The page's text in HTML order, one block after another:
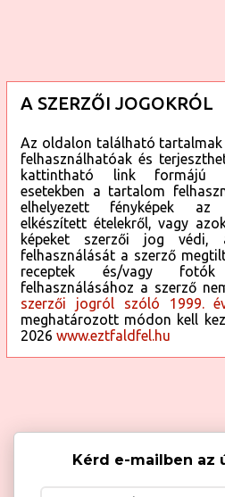
A SZERZŐI JOGOKRÓL
Az oldalon található tartalmak
felhasználhatóak és
kattintható link formájú
esetekben a tartalom
elhelyezett fényképek az
elkészített ételekről, vagy
képeket szerzői jog védi,
felhasználását a szerző
receptek és/vagy fotók
felhasználásához a szerző
szerzői jogról szóló 1999.
meghatározott módon kell
2026 www.eztfaldfel.hu
Kérd e-mailben az